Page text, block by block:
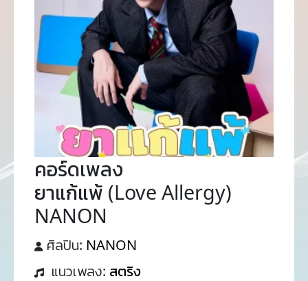
คอร์ดเพลง
ยาแก้แพ้ (Love Allergy)
NANON
ศิลปิน: NANON
แนวเพลง: สตริง